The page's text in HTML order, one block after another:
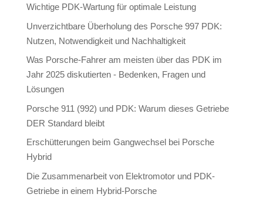
Wichtige PDK-Wartung für optimale Leistung
Unverzichtbare Überholung des Porsche 997 PDK:
Nutzen, Notwendigkeit und Nachhaltigkeit
Was Porsche-Fahrer am meisten über das PDK im
Jahr 2025 diskutierten - Bedenken, Fragen und
Lösungen
Porsche 911 (992) und PDK: Warum dieses Getriebe
DER Standard bleibt
Erschütterungen beim Gangwechsel bei Porsche
Hybrid
Die Zusammenarbeit von Elektromotor und PDK-
Getriebe in einem Hybrid-Porsche